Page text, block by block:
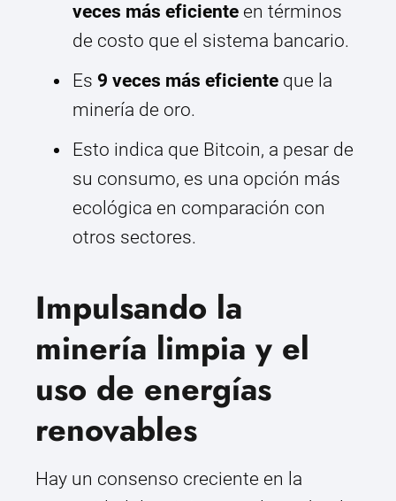
veces más eficiente en términos
de costo que el sistema bancario.
Es 9 veces más eficiente que la
minería de oro.
Esto indica que Bitcoin, a pesar de
su consumo, es una opción más
ecológica en comparación con
otros sectores.
Impulsando la
minería limpia y el
uso de energías
renovables
Hay un consenso creciente en la